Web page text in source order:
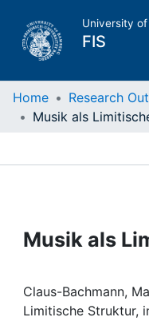
University
FIS
Home
Projects
Institutions
Home Research
Musik als
Claus-Bachmann,
Limitische Struktur,